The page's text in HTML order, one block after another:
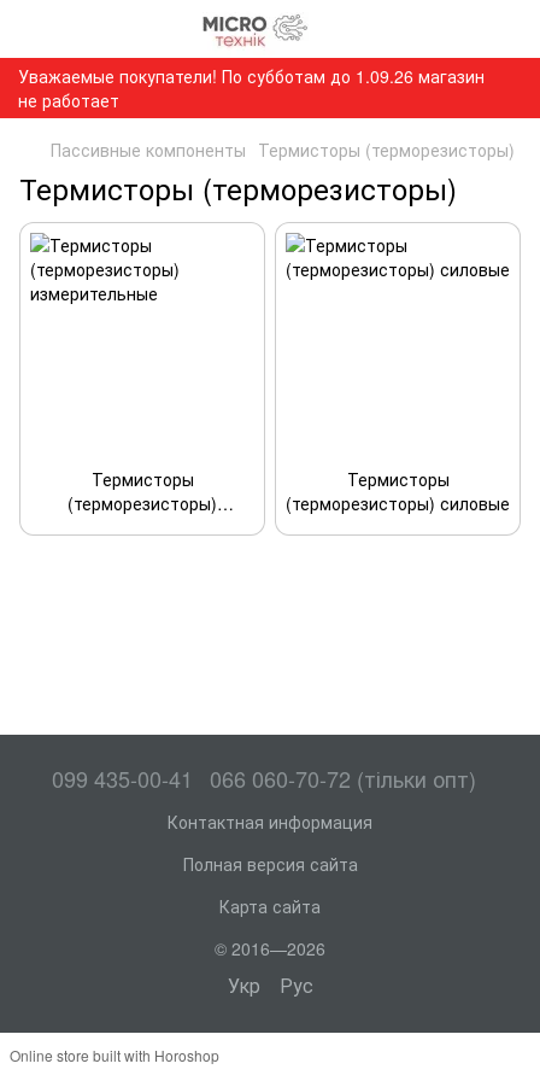
Уважаемые покупатели! По субботам до 1.09.26 магазин
не работает
Пассивные компоненты Термисторы (терморезисторы)
Термисторы (терморезисторы)
Термисторы
(терморезисторы)
Термисторы
(терморезисторы) силовые
099 435-00-41 066 060-70-72 (тільки опт)
Контактная информация
Полная версия сайта
Карта сайта
© 2016—2026
Укр Рус
Online store built with Horoshop